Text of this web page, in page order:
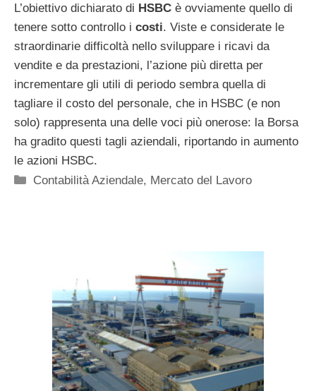
L’obiettivo dichiarato di HSBC è ovviamente quello di
tenere sotto controllo i costi. Viste e considerate le
straordinarie difficoltà nello sviluppare i ricavi da
vendite e da prestazioni, l’azione più diretta per
incrementare gli utili di periodo sembra quella di
tagliare il costo del personale, che in HSBC (e non
solo) rappresenta una delle voci più onerose: la Borsa
ha gradito questi tagli aziendali, riportando in aumento
le azioni HSBC.
Categorie
Contabilità Aziendale, Mercato del Lavoro